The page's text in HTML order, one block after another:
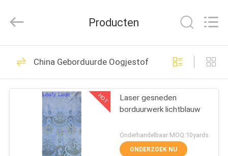
THUIS
PRODUCTEN
Ltd..
Reserved.
Geborduurde
Kantstof
280
Producten
China Geborduurde Oogjestof
HOT
Laser gesneden
borduurwerk lichtblauw
Onderhandelbaar MOQ:10yards
ONDERZOEK NU